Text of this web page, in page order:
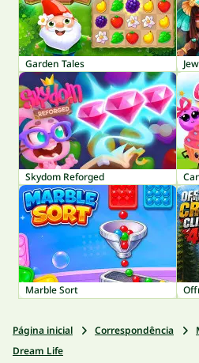
Garden Tales
Skydom Reforged
Marble Sort
Página inicial Correspondência
Dream Life